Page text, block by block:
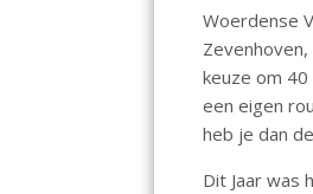
k
Woerdense
keuze om
een eigen
heb je dan
Dit Jaar was